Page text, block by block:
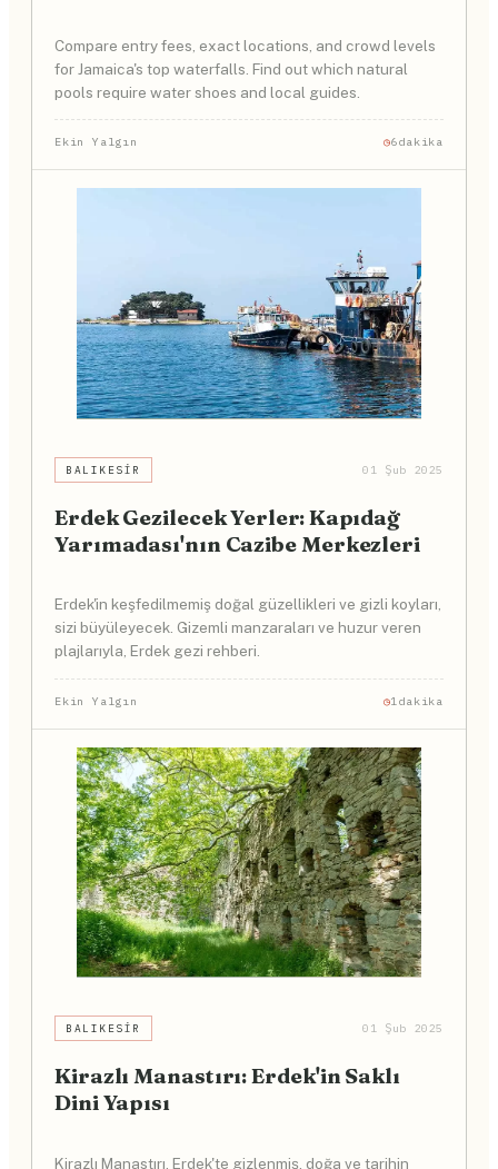
Compare entry fees, exact locations, and crowd levels
for Jamaica's top waterfalls. Find out which natural
pools require water shoes and local guides.
Ekin Yalgın 6dakika
BALIKESIR 01 Şub 2025
Erdek Gezilecek Yerler: Kapıdağ
Yarımadası'nın Cazibe Merkezleri
Erdek'in keşfedilmemiş doğal güzellikleri ve gizli koyları,
sizi büyüleyecek. Gizemli manzaraları ve huzur veren
plajlarıyla, Erdek gezi rehberi.
Ekin Yalgın 1dakika
BALIKESIR 01 Şub 2025
Kirazlı Manastırı: Erdek'in Saklı
Dini Yapısı
Kirazlı Manastırı, Erdek'te gizlenmiş, doğa ve tarihin